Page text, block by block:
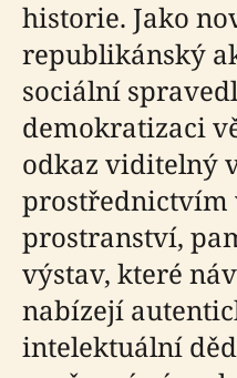
historie. Jako
republikánský
sociální
demokratizaci
odkaz viditelný
prostřednictvím
prostranství,
výstav, které
nabízejí
intelektuální